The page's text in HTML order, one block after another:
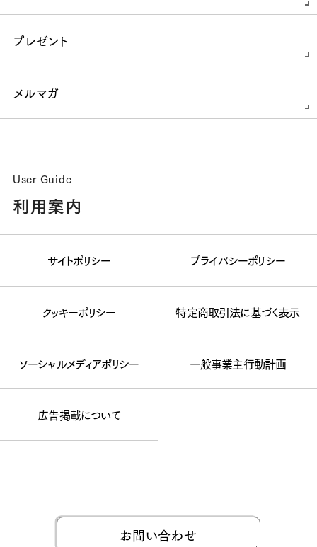
プレゼント
メルマガ
User Guide
利用案内
サイトポリシー プライバシーポリシー
クッキーポリシー 特定商取引法に基づく表示
ソーシャルメディアポリシー 一般事業主行動計画
広告掲載について
お問い合わせ